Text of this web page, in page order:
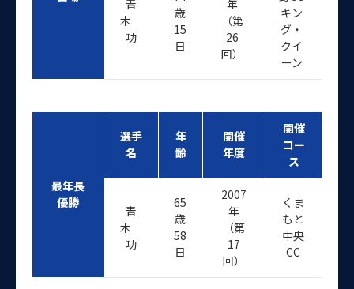
青
木
功
歳
15
日
年
（第
26
回）
キン
グ・
クイ
ーン
最年長
優勝
選手
名
年
齢
開催
年度
開催
コー
ス
青
木
功
65
歳
58
日
2007
年
（第
17
回）
くま
もと
中央
CC